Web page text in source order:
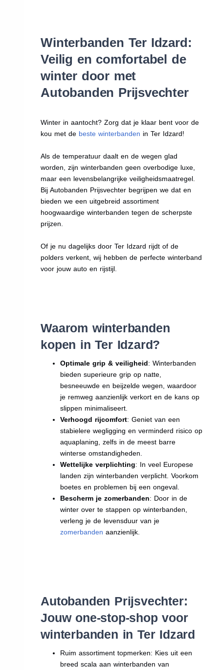
Winterbanden Ter Idzard:
Veilig en comfortabel de
winter door met
Autobanden Prijsvechter
Winter in aantocht? Zorg dat je klaar bent voor de
kou met de beste winterbanden in Ter Idzard!
Als de temperatuur daalt en de wegen glad
worden, zijn winterbanden geen overbodige luxe,
maar een levensbelangrijke veiligheidsmaatregel.
Bij Autobanden Prijsvechter begrijpen we dat en
bieden we een uitgebreid assortiment
hoogwaardige winterbanden tegen de scherpste
prijzen.
Of je nu dagelijks door Ter Idzard rijdt of de
polders verkent, wij hebben de perfecte winterband
voor jouw auto en rijstijl.
Waarom winterbanden
kopen in Ter Idzard?
Optimale grip & veiligheid: Winterbanden
bieden superieure grip op natte,
besneeuwde en beijzelde wegen, waardoor
je remweg aanzienlijk verkort en de kans op
slippen minimaliseert.
Verhoogd rijcomfort: Geniet van een
stabielere wegligging en verminderd risico op
aquaplaning, zelfs in de meest barre
winterse omstandigheden.
Wettelijke verplichting: In veel Europese
landen zijn winterbanden verplicht. Voorkom
boetes en problemen bij een ongeval.
Bescherm je zomerbanden: Door in de
winter over te stappen op winterbanden,
verleng je de levensduur van je
zomerbanden aanzienlijk.
Autobanden Prijsvechter:
Jouw one-stop-shop voor
winterbanden in Ter Idzard
Ruim assortiment topmerken: Kies uit een
breed scala aan winterbanden van